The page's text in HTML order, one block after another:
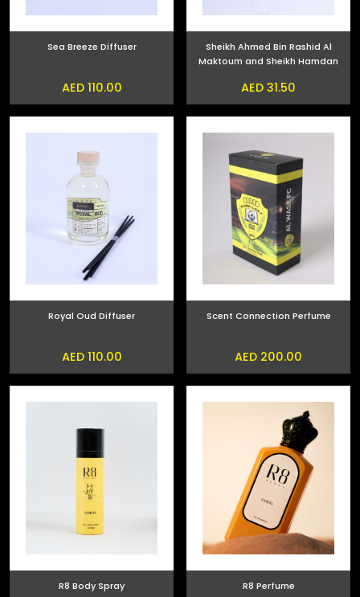
Sheikh Ahmed Bin Rashid Al
Maktoum and Sheikh Hamdan
Maktoum Phone Sticker
AED 31.50
Sea Breeze Diffuser
AED 110.00
Scent Connection Perfume
AED 200.00
Royal Oud Diffuser
AED 110.00
R8 Perfume
R8 Body Spray